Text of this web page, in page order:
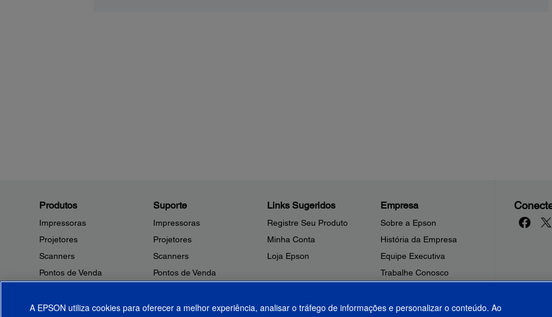
Produtos
Impressoras
Projetores
Scanners
Pontos de Venda
Microdispositivos
Suporte
Impressoras
Projetores
Scanners
Pontos de Venda
Outros Produtos
Links Sugeridos
Registre Seu Produto
Minha Conta
Loja Epson
Empresa
Sobre a Epson
História da Empresa
Equipe Executiva
Trabalhe Conosco
Fale Conosco
A EPSON utiliza cookies para oferecer a melhor experiência, analisar o tráfego de informações e personalizar o conteúdo. Ao